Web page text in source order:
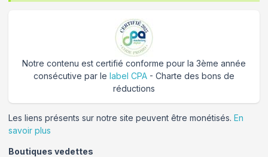
Notre contenu est certifié conforme pour la 3ème année
consécutive par le label CPA - Charte des bons de
réductions
Les liens présents sur notre site peuvent être monétisés. En
savoir plus
Boutiques vedettes